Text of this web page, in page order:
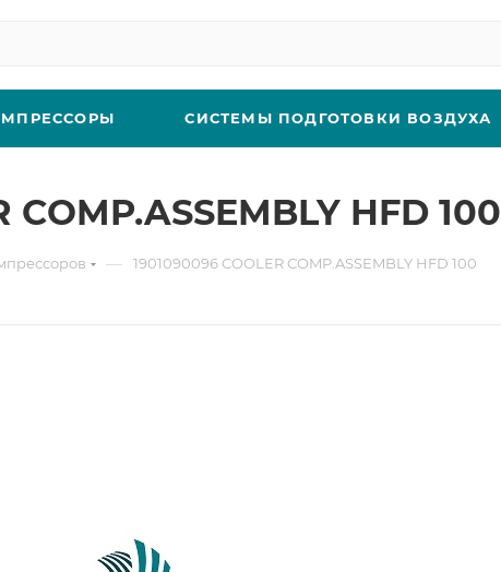
СИСТЕМЫ ПОДГОТОВКИ ВОЗДУХА
COMP.ASSEMBLY HFD 100
— 1901090096 COOLER COMP.ASSEMBLY HFD 100